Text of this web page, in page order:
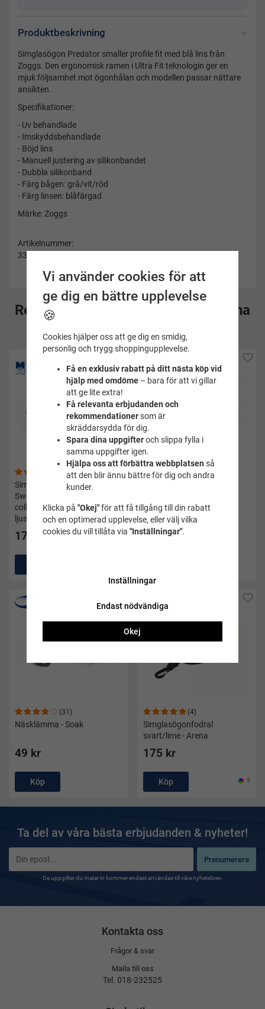
Produktbeskrivning
Simglasögon Predator smaller profile fit med blå lins från
Zoggs. Den ergonomisk ramen i Ultra Fit teknologin ger en
mjuk följsamhet mot ögonhålan och modellen passar nättare
ansikten.
Specifikationer:
- Uv behandlade
- Imskyddsbehandlade
- Böjd lins
- Manuell justering av silikonbandet
- Dubbla silikonband
- Färg bågen: grå/vit/röd
- Färg linsen: blåfärgad
Märke: Zoggs
Artikelnummer:
336862
Rekommenderade tillbehör till denna
produkt
(7)
Simglasögon Monterbara
Swedish goggles jewel
collection - Malmsten -
ljusrosa
175 kr
(105)
95 kr
(31)
Näsklämma - Soak
49 kr
Köp
(4)
Simglasögonfodral
svart/lime - Arena
175 kr
Köp 5
Ta del av våra bästa erbjudanden & nyheter!
Prenumerera
De uppgifter du matar in kommer endast användas till våra nyhetsbrev.
Kontakta oss
Frågor & svar
Maila till oss
Tel. 018-232525
Vi använder cookies för att
ge dig en bättre upplevelse
🍪
Cookies hjälper oss att ge dig en smidig,
personlig och trygg shoppingupplevelse.
Få en exklusiv rabatt på ditt nästa köp vid
hjälp med omdöme– bara för att vi gillar
att ge lite extra!
Få relevanta erbjudanden och
rekommendationersom är
skräddarsydda för dig.
Spara dina uppgifteroch slippa fylla i
samma uppgifter igen.
Hjälpa oss att förbättra webbplatsen så
att den blir ännu bättre för dig och andra
kunder.
Klicka på "Okej"för att få tillgång till din rabatt
och en optimerad upplevelse, eller välj vilka
cookies du vill tillåta via "Inställningar".
Inställningar
Endast nödvändiga
Okej